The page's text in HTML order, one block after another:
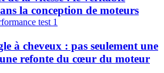
la conception de moteurs
à cheveux : pas seulement une
refonte du cœur du moteur